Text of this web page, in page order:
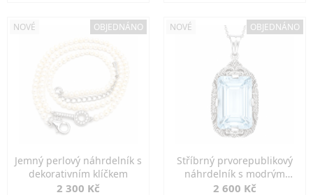
NOVÉ OBJEDNÁNO
Jemný perlový náhrdelník s
dekorativním klíčkem
2 300 Kč
NOVÉ OBJEDNÁNO
Stříbrný prvorepublikový
náhrdelník s modrým
spinelem
2 600 Kč